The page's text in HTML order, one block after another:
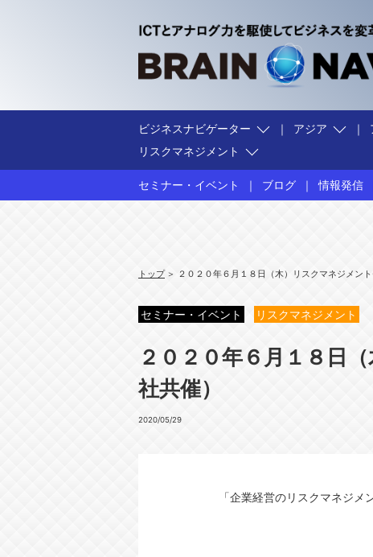
ビジネスナビゲーター
ALL ＢＷＧ ＣＥＯ 近藤昇 ベ
アジア
ALL ベトナム ミャンマー カ
ALL ルワンダ ウガンダ
ALL 企業経営 官公庁・自治体
ALL 豊かな生活（ＱＯＬ） 働く
ALL テレワーキング 海外で働く
ALL コンテンツ 地域活性化
ALL 海外進出 経営革新 人材
リスクマネジメント
ALL 情報セキュリティ 経営リスク
セミナー・イベント ブログ 情報発信
トップ ２０２０年６月１８日（木）リスクマネジメン
セミナー・イベント リスクマネジメント
２０２０年６月１８日
社共催）
2020/05/29
「企業経営のリスクマネジ